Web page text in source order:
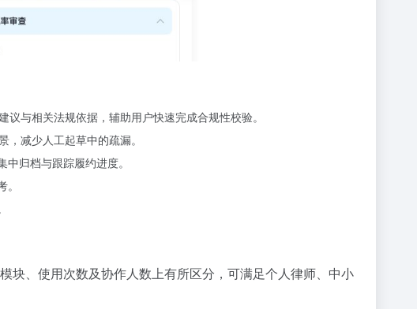
与相关法规依据，辅助用户快速完成合规性校验。
减少人工起草中的疏漏。
归档与跟踪履约进度。
块、使用次数及协作人数上有所区分，可满足个人律师、中小